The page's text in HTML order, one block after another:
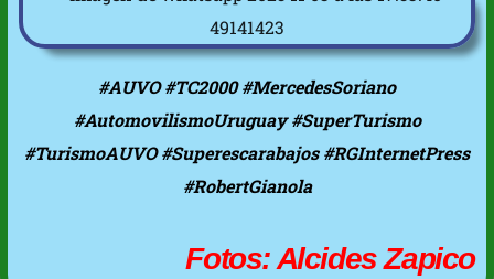
#AUVO #TC2000 #MercedesSoriano
#AutomovilismoUruguay #SuperTurismo
#TurismoAUVO #Superescarabajos #RGInternetPress
#RobertGianola
Fotos: Alcides Zapico